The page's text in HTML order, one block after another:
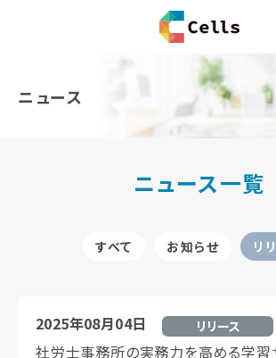
ニュース
ニュース一覧
すべて お知らせ リ
2025年08月04日 リリース
社労士事務所の実務力を高める学習